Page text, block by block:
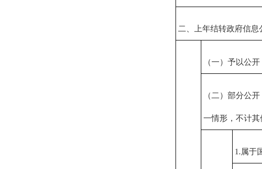
二、上年结转政府信息
（一）予以公开
（二）部分公
一情形，不计其
1.属于